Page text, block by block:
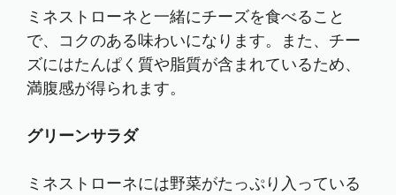
ミネストローネと一緒にチーズを食べること
で、コクのある味わいになります。また、チー
ズにはたんぱく質や脂質が含まれているため、
満腹感が得られます。
グリーンサラダ
ミネストローネには野菜がたっぷり入っている